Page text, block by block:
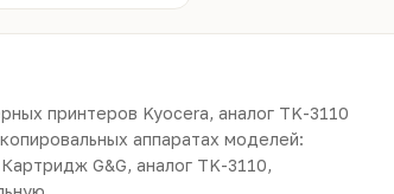
принтеров Kyocera, аналог TK-3110
аппаратах моделей:
G&G, аналог TK-3110,